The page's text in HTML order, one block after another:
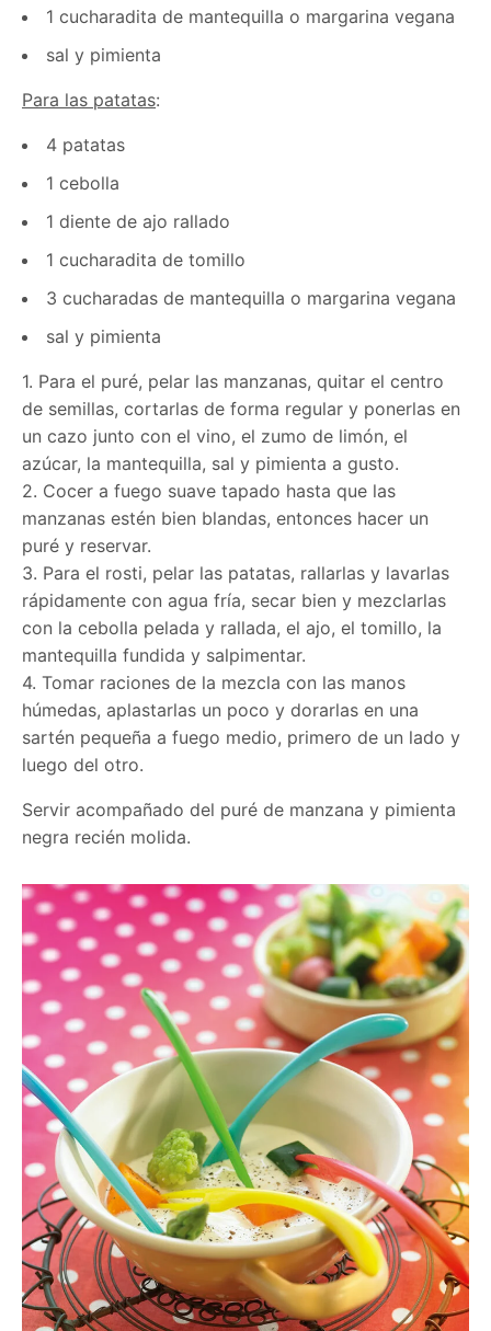
1 cucharadita de mantequilla o margarina vegana
sal y pimienta
Para las patatas:
4 patatas
1 cebolla
1 diente de ajo rallado
1 cucharadita de tomillo
3 cucharadas de mantequilla o margarina vegana
sal y pimienta
1. Para el puré, pelar las manzanas, quitar el centro
de semillas, cortarlas de forma regular y ponerlas en
un cazo junto con el vino, el zumo de limón, el
azúcar, la mantequilla, sal y pimienta a gusto.
2. Cocer a fuego suave tapado hasta que las
manzanas estén bien blandas, entonces hacer un
puré y reservar.
3. Para el rosti, pelar las patatas, rallarlas y lavarlas
rápidamente con agua fría, secar bien y mezclarlas
con la cebolla pelada y rallada, el ajo, el tomillo, la
mantequilla fundida y salpimentar.
4. Tomar raciones de la mezcla con las manos
húmedas, aplastarlas un poco y dorarlas en una
sartén pequeña a fuego medio, primero de un lado y
luego del otro.
Servir acompañado del puré de manzana y pimienta
negra recién molida.